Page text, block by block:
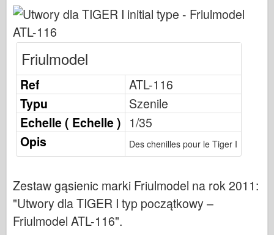
Pancerz w profilu
Concord
Nowy Vanguard
Wydawnictwo Osprey
Sygnał eskadry
Tankpower
Waffen-Arsenał
Wydawnictwo Militaria
Maquettes
Friulmodel
Ref
ATL-116
Typu
Szenile
Echelle ( Echelle ) 1/35
Opis
Des chenilles pour le Tiger I
Zestaw gąsienic marki Friulmodel na rok 2011:
"Utwory dla TIGER I typ początkowy –
Friulmodel ATL-116".